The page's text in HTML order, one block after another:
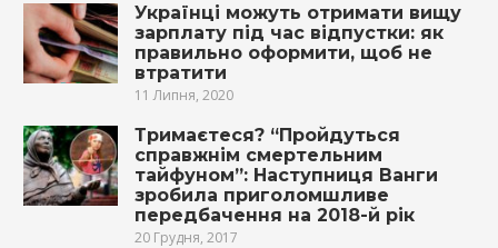
Українці можуть отримати вищу
зарплату під час відпустки: як
правильно оформити, щоб не
втратити
11 Липня, 2020
Тримаєтеся? “Пройдуться
справжнім смертельним
тайфуном”: Наступниця Ванги
зробила приголомшливе
передбачення на 2018-й рік
20 Грудня, 2017